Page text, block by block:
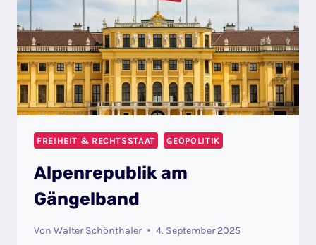
FREIHEIT & RECHTSSTAAT GEOPOLITIK
Alpenrepublik am
Gängelband
Von Walter Schönthaler 4. September 2025